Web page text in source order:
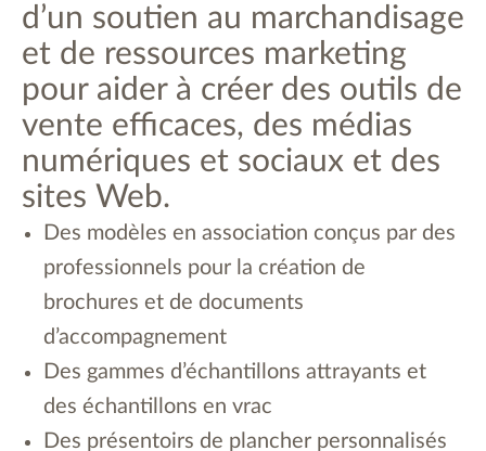
d’un soutien au marchandisage
et de ressources marketing
pour aider à créer des outils de
vente efficaces, des médias
numériques et sociaux et des
sites Web.
Des modèles en association conçus par des
professionnels pour la création de
brochures et de documents
d’accompagnement
Des gammes d’échantillons attrayants et
des échantillons en vrac
Des présentoirs de plancher personnalisés